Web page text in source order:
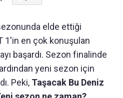
elde ettiği
1'in en çok konuşulan
başardı. Sezon finalinde
yeni sezon için
Peki, Taşacak Bu Deniz